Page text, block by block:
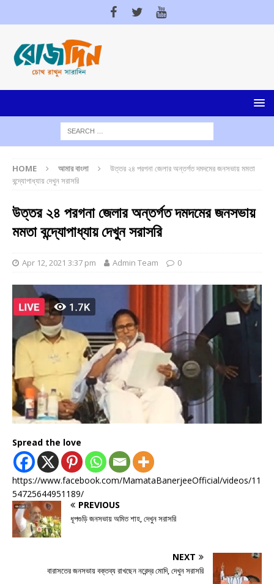
HOME আমার বাংলা
উত্তর ২৪ পরগনা জেলার অন্তর্গত দমদমের জনসভায় মমতা
বন্দ্যোপাধ্যায় দেখুন সরাসরি
উত্তর ২৪ পরগনা জেলার অন্তর্গত দমদমের জনসভায়
মমতা বন্দ্যোপাধ্যায় দেখুন সরাসরি
Apr 12, 2021 3:37 pm Admin Team 0
Spread the love
https://www.facebook.com/MamataBanerjeeOfficial/videos/11
54725644951189/
PREVIOUS
ধূপগুড়ি জনসভায় অমিত শাহ, দেখুন সরাসরি
NEXT
বারাসতের জনসভায় বক্তব্য রাখছেন নরেন্দ্র মোদি, দেখুন সরাসরি